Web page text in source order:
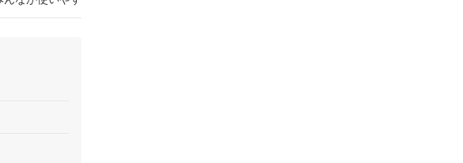
ルです。シン
チップがデ
ワイヤレ